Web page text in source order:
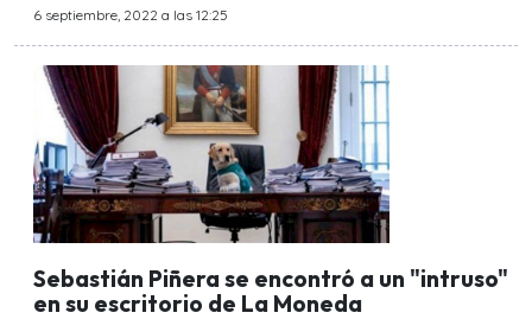
6 septiembre, 2022 a las 12:25
Sebastián Piñera se encontró a un "intruso"
en su escritorio de La Moneda